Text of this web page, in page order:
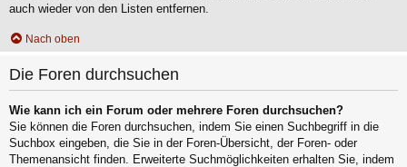
auch wieder von den Listen entfernen.
Nach oben
Die Foren durchsuchen
Wie kann ich ein Forum oder mehrere Foren durchsuchen?
Sie können die Foren durchsuchen, indem Sie einen Suchbegriff in die
Suchbox eingeben, die Sie in der Foren-Übersicht, der Foren- oder
Themenansicht finden. Erweiterte Suchmöglichkeiten erhalten Sie, indem